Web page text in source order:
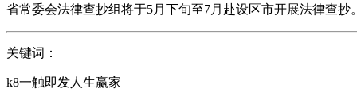
省常委会法律查抄组将于5月下旬至7月赴设区市开展法律查抄
关键词：
k8一触即发人生赢家